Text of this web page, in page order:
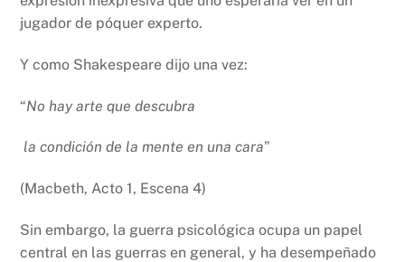
jugador de póquer experto.
Y como Shakespeare dijo una vez:
“No hay arte que descubra
la condición de la mente en una cara”
(Macbeth, Acto 1, Escena 4)
Sin embargo, la guerra psicológica ocupa un papel
central en las guerras en general, y ha desempeñado